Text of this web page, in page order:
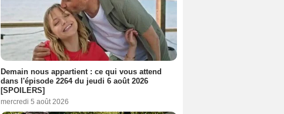
Demain nous appartient : ce qui vous attend
dans l'épisode 2264 du jeudi 6 août 2026
[SPOILERS]
mercredi 5 août 2026